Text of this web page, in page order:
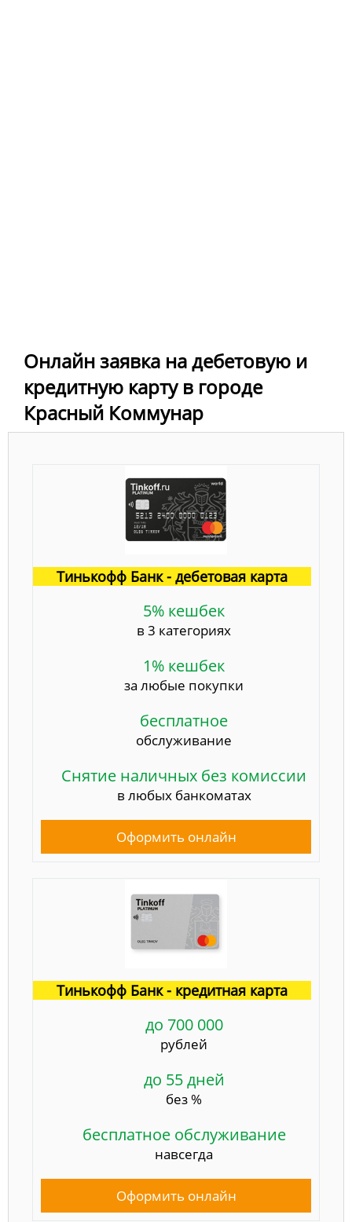
Онлайн заявка на дебетовую и
кредитную карту в городе
Красный Коммунар
Тинькофф Банк - дебетовая карта
5% кешбек
в 3 категориях
1% кешбек
за любые покупки
бесплатное
обслуживание
Снятие наличных без комиссии
в любых банкоматах
Оформить онлайн
Тинькофф Банк - кредитная карта
до 700 000
рублей
до 55 дней
без %
бесплатное обслуживание
навсегда
Оформить онлайн